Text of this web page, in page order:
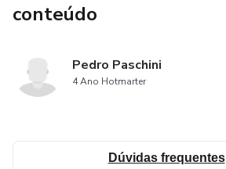
conteúdo
Pedro Paschini
4 Ano Hotmarter
Dúvidas frequentes